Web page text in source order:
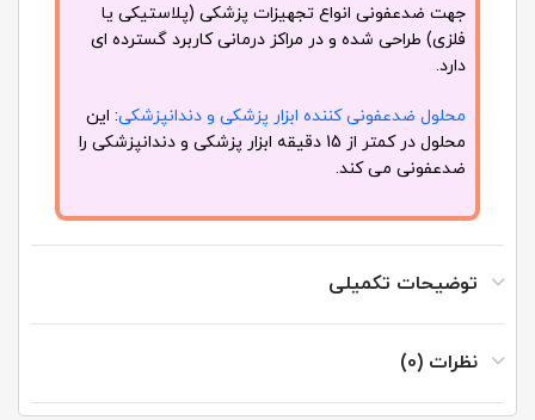
جهت ضدعفونی انواع تجهیزات پزشکی (پلاستیکی یا
فلزی) طراحی شده و در مراکز درمانی کاربرد گسترده ای
دارد.
محلول ضدعفونی کننده ابزار پزشکی و دندانپزشکی: این
محلول در کمتر از 15 دقیقه ابزار پزشکی و دندانپزشکی را
ضدعفونی می کند.
توضیحات تکمیلی
نظرات (0)